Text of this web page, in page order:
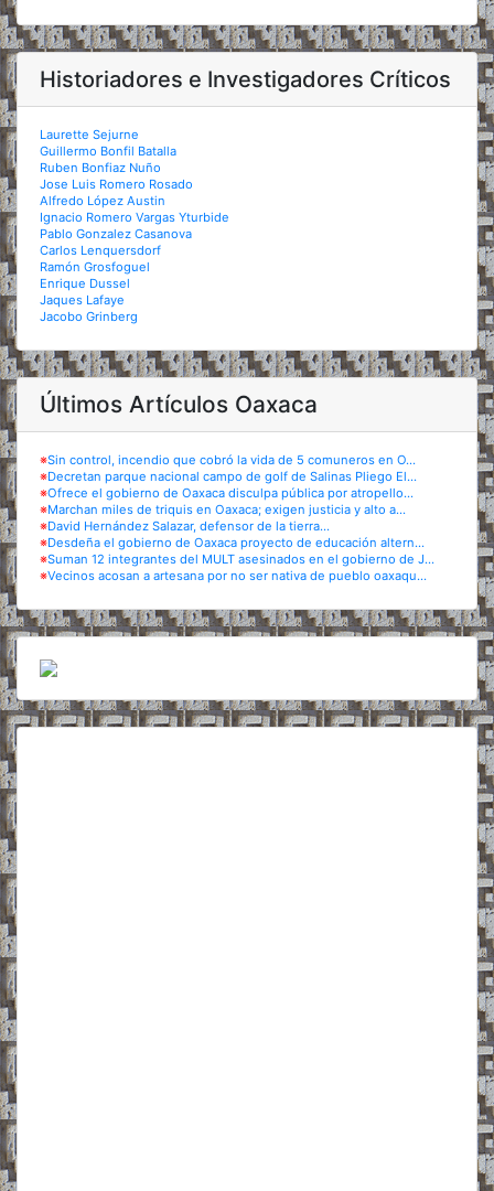
Historiadores e Investigadores Críticos
Laurette Sejurne
Guillermo Bonfil Batalla
Ruben Bonfiaz Nuño
Jose Luis Romero Rosado
Alfredo López Austin
Ignacio Romero Vargas Yturbide
Pablo Gonzalez Casanova
Carlos Lenquersdorf
Ramón Grosfoguel
Enrique Dussel
Jaques Lafaye
Jacobo Grinberg
Últimos Artículos Oaxaca
※Sin control, incendio que cobró la vida de 5 comuneros en O...
※Decretan parque nacional campo de golf de Salinas Pliego El...
※Ofrece el gobierno de Oaxaca disculpa pública por atropello...
※Marchan miles de triquis en Oaxaca; exigen justicia y alto a...
※David Hernández Salazar, defensor de la tierra...
※Desdeña el gobierno de Oaxaca proyecto de educación altern...
※Suman 12 integrantes del MULT asesinados en el gobierno de J...
※Vecinos acosan a artesana por no ser nativa de pueblo oaxaqu...